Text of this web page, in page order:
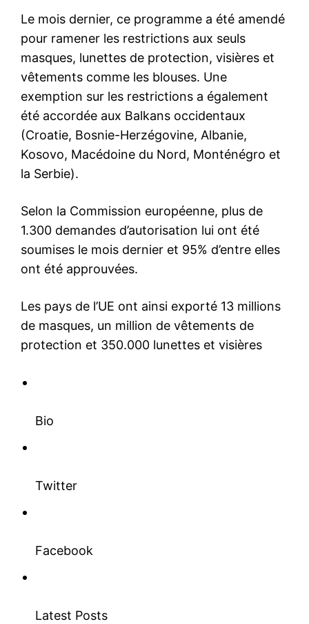
Le mois dernier, ce programme a été amendé
pour ramener les restrictions aux seuls
masques, lunettes de protection, visières et
vêtements comme les blouses. Une
exemption sur les restrictions a également
été accordée aux Balkans occidentaux
(Croatie, Bosnie-Herzégovine, Albanie,
Kosovo, Macédoine du Nord, Monténégro et
la Serbie).
Selon la Commission européenne, plus de
1.300 demandes d’autorisation lui ont été
soumises le mois dernier et 95% d’entre elles
ont été approuvées.
Les pays de l’UE ont ainsi exporté 13 millions
de masques, un million de vêtements de
protection et 350.000 lunettes et visières
Bio
Twitter
Facebook
Latest Posts